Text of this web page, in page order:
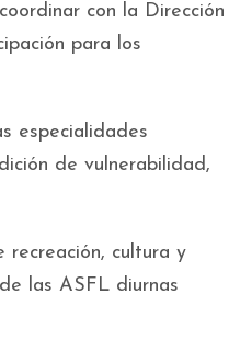
con la Dirección
para los
especialidades
de vulnerabilidad,
recreación, cultura y
las ASFL diurnas